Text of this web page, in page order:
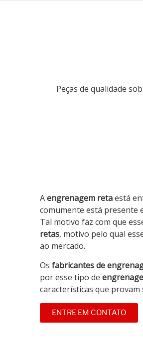
Peças de qualidade
Aengrenagem retaestá
comumente está presente
Tal motivo faz com que
retas, motivo pelo qual
ao mercado.
Os fabricantes de
por esse tipo de
características que provam
ENTRE EM CONTATO